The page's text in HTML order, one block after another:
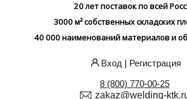
20 лет поставок по всей
3000 м² собственных складских
40 000 наименований материалов и
Вход | Регистрация
8 (800) 770-00-25
zakaz@welding-